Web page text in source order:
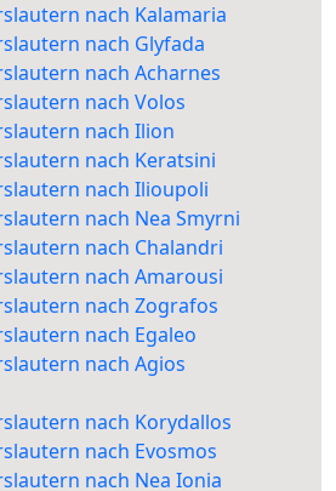
nach Kalamaria
nach Glyfada
nach Acharnes
nach Volos
nach Ilion
nach Keratsini
nach Ilioupoli
nach Nea Smyrni
nach Chalandri
nach Amarousi
nach Zografos
nach Egaleo
nach Agios
nach Korydallos
nach Evosmos
nach Nea Ionia